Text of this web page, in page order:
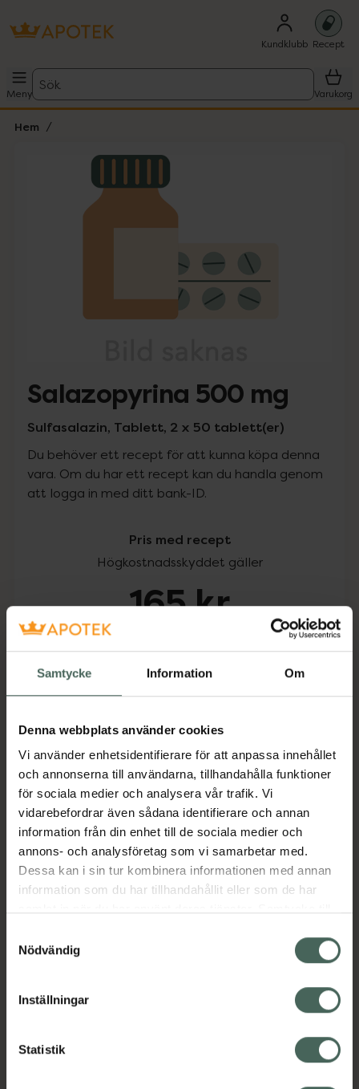
Samtycke Information Om
Denna webbplats använder cookies
Vi använder enhetsidentifierare för att anpassa innehållet
och annonserna till användarna, tillhandahålla funktioner
för sociala medier och analysera vår trafik. Vi
vidarebefordrar även sådana identifierare och annan
information från din enhet till de sociala medier och
annons- och analysföretag som vi samarbetar med.
Dessa kan i sin tur kombinera informationen med annan
information som du har tillhandahållit eller som de har
återkalla ditt samtycke via webbplatsens
cookieinställningar. Ett återkallat samtycke påverkar inte
lagligheten av behandling som skett innan återkallelsen.
Nödvändig
Inställningar
Statistik
Kundklubb Recept
Meny
Sök
Varukorg
Hem
Lista: . Innehåller 1 objekt.
Salazopyrina 500 mg
Sulfasalazin, Tablett, 2 x 50 tablett(er)
Du behöver ett recept för att kunna köpa denna
vara. Om du har ett recept kan du handla genom
att logga in med ditt bank-ID.
Pris med recept
Högkostnadsskyddet gäller
165 kr
Köp via ditt recept
Aktuella erbjudanden
Beskrivning
Läs alltid bipacksedeln innan
användning.
EAN:07046265484844
Kronans Apotek finns här för dig. Du hittar oss från Skåne i
datorn. Oavsett vem du är så är det vårt uppdrag att
hjälpa just dig att må lite bättre. Välkommen att prata